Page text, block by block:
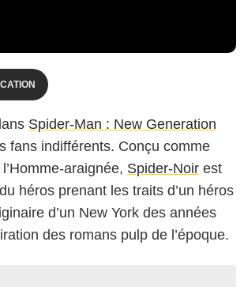
Spider-Man : New Generation
fans indifférents. Conçu comme
araignée, Spider-Noir est
héros prenant les traits d’un héros
d’un New York des années
des romans pulp de l’époque.